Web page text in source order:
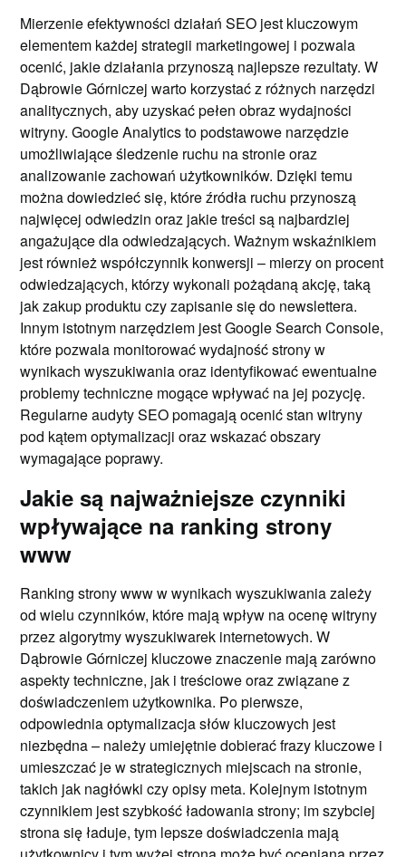
Mierzenie efektywności działań SEO jest kluczowym
elementem każdej strategii marketingowej i pozwala
ocenić, jakie działania przynoszą najlepsze rezultaty. W
Dąbrowie Górniczej warto korzystać z różnych narzędzi
analitycznych, aby uzyskać pełen obraz wydajności
witryny. Google Analytics to podstawowe narzędzie
umożliwiające śledzenie ruchu na stronie oraz
analizowanie zachowań użytkowników. Dzięki temu
można dowiedzieć się, które źródła ruchu przynoszą
najwięcej odwiedzin oraz jakie treści są najbardziej
angażujące dla odwiedzających. Ważnym wskaźnikiem
jest również współczynnik konwersji – mierzy on procent
odwiedzających, którzy wykonali pożądaną akcję, taką
jak zakup produktu czy zapisanie się do newslettera.
Innym istotnym narzędziem jest Google Search Console,
które pozwala monitorować wydajność strony w
wynikach wyszukiwania oraz identyfikować ewentualne
problemy techniczne mogące wpływać na jej pozycję.
Regularne audyty SEO pomagają ocenić stan witryny
pod kątem optymalizacji oraz wskazać obszary
wymagające poprawy.
Jakie są najważniejsze czynniki
wpływające na ranking strony
www
Ranking strony www w wynikach wyszukiwania zależy
od wielu czynników, które mają wpływ na ocenę witryny
przez algorytmy wyszukiwarek internetowych. W
Dąbrowie Górniczej kluczowe znaczenie mają zarówno
aspekty techniczne, jak i treściowe oraz związane z
doświadczeniem użytkownika. Po pierwsze,
odpowiednia optymalizacja słów kluczowych jest
niezbędna – należy umiejętnie dobierać frazy kluczowe i
umieszczać je w strategicznych miejscach na stronie,
takich jak nagłówki czy opisy meta. Kolejnym istotnym
czynnikiem jest szybkość ładowania strony; im szybciej
strona się ładuje, tym lepsze doświadczenia mają